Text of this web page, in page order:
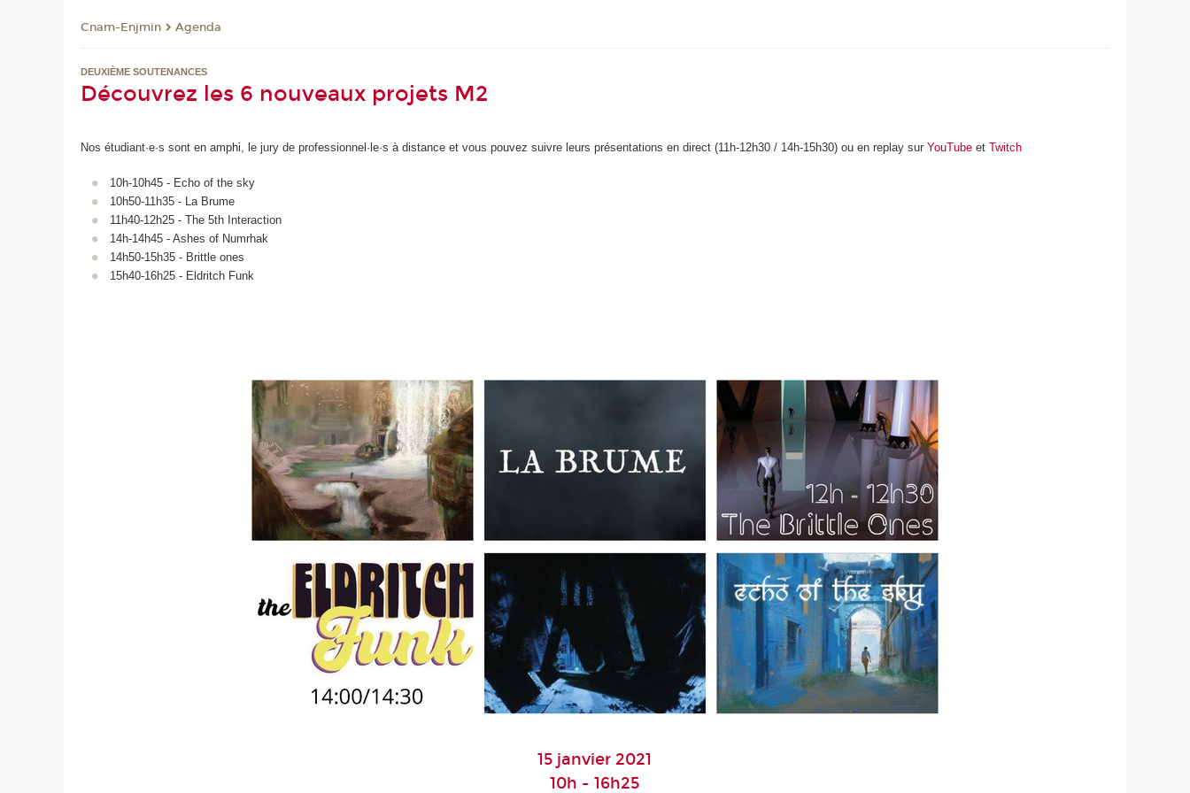
Cnam-Enjmin Agenda
DEUXIÈME SOUTENANCES
Découvrez les 6 nouveaux projets M2
Nos étudiant·e·s sont en amphi, le jury de professionnel·le·s à distance et vous pouvez suivre leurs présentations en direct (11h-12h30 / 14h-15h30) ou en replay surYouTubeetTwitch
10h-10h45 - Echo of the sky
10h50-11h35 - La Brume
11h40-12h25 - The 5th Interaction
14h-14h45 - Ashes of Numrhak
14h50-15h35 - Brittle ones
15h40-16h25 - Eldritch Funk
15 janvier 2021
10h - 16h25